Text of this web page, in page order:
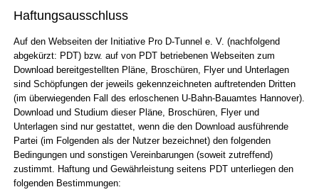
Haftungsausschluss
Auf den Webseiten der Initiative Pro D-Tunnel e. V. (nachfolgend
abgekürzt: PDT) bzw. auf von PDT betriebenen Webseiten zum
Download bereitgestellten Pläne, Broschüren, Flyer und Unterlagen
sind Schöpfungen der jeweils gekennzeichneten auftretenden Dritten
(im überwiegenden Fall des erloschenen U-Bahn-Bauamtes Hannover).
Download und Studium dieser Pläne, Broschüren, Flyer und
Unterlagen sind nur gestattet, wenn die den Download ausführende
Partei (im Folgenden als der Nutzer bezeichnet) den folgenden
Bedingungen und sonstigen Vereinbarungen (soweit zutreffend)
zustimmt. Haftung und Gewährleistung seitens PDT unterliegen den
folgenden Bestimmungen: